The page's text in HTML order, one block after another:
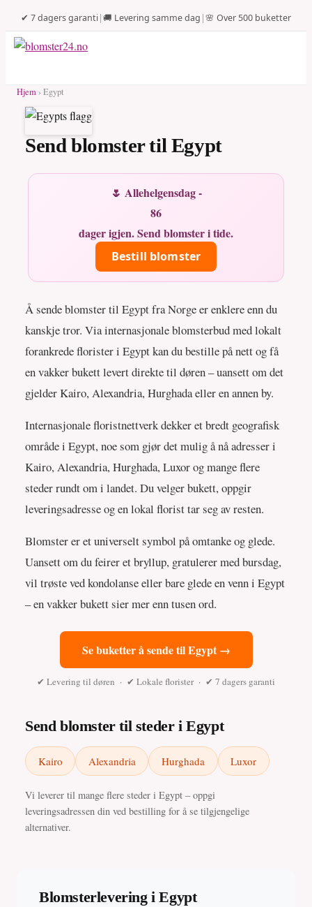
✔ 7 dagers garanti|🚚 Levering samme dag |🌸 Over 500 buketter
Hjem › Egypt
Send blomster til Egypt
🌷 Allehelgensdag -
86
dager igjen. Send blomster i tide.
Bestill blomster
Å sende blomster til Egypt fra Norge er enklere enn du
kanskje tror. Via internasjonale blomsterbud med lokalt
forankrede florister i Egypt kan du bestille på nett og få
en vakker bukett levert direkte til døren – uansett om det
gjelder Kairo, Alexandria, Hurghada eller en annen by.
Internasjonale floristnettverk dekker et bredt geografisk
område i Egypt, noe som gjør det mulig å nå adresser i
Kairo, Alexandria, Hurghada, Luxor og mange flere
steder rundt om i landet. Du velger bukett, oppgir
leveringsadresse og en lokal florist tar seg av resten.
Blomster er et universelt symbol på omtanke og glede.
Uansett om du feirer et bryllup, gratulerer med bursdag,
vil trøste ved kondolanse eller bare glede en venn i Egypt
– en vakker bukett sier mer enn tusen ord.
Se buketter å sende til Egypt →
✔ Levering til døren · ✔ Lokale florister · ✔ 7 dagers garanti
Send blomster til steder i Egypt
Kairo Alexandria Hurghada Luxor
Vi leverer til mange flere steder i Egypt – oppgi
leveringsadressen din ved bestilling for å se tilgjengelige
alternativer.
Blomsterlevering i Egypt